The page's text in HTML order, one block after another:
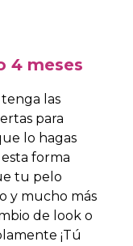
4 meses
las
para
lo hagas
forma
tu pelo
y mucho más
de look o
¡Tú